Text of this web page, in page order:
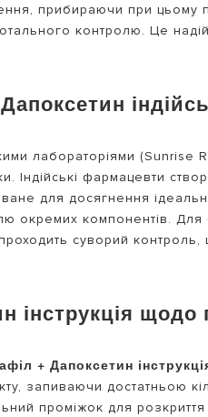
прибираючи при цьому
контролю. Це
лабораторіями (Sunrise
Індійські фармацевти
для досягнення
окремих компонентів. Для
суворий
інструкція
+ Дапоксетин
запиваючи достатньою
проміжок для